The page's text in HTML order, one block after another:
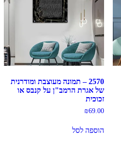
2570 – תמונה מעוצבת ומודרנית
של אגרת הרמב"ן על קנבס או
זכוכית
₪69.00
הוספה לסל